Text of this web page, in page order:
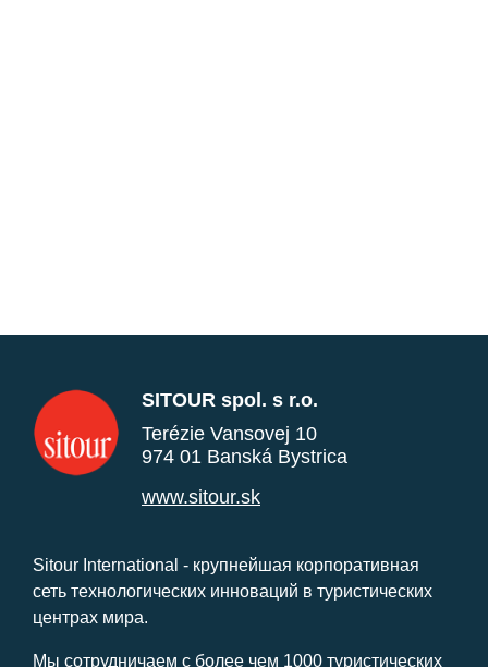
SITOUR spol. s r.o.
Terézie Vansovej 10
974 01 Banská Bystrica
www.sitour.sk
Sitour International - крупнейшая корпоративная
сеть технологических инноваций в туристических
центрах мира.
Мы сотрудничаем с более чем 1000 туристических